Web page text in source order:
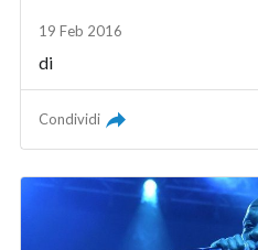
19 Feb 2016
di
Condividi